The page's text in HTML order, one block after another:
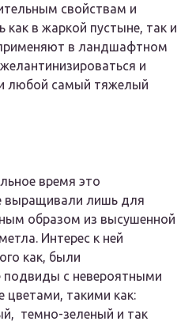
свойствам и
в жаркой пустыне, так и
в ландшафтном
и
любой самый тяжелый
время это
выращивали лишь для
образом из высушенной
Интерес к ней
как, были
подвиды с невероятными
цветами, такими как:
темно-зеленый и так